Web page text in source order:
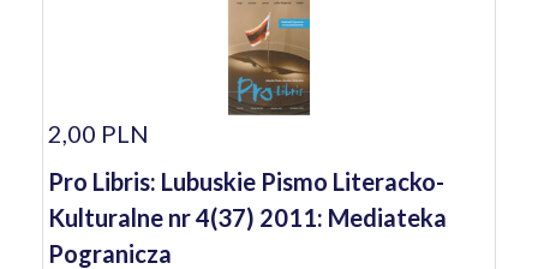
2,00 PLN
Pro Libris: Lubuskie Pismo Literacko-
Kulturalne nr 4(37) 2011: Mediateka
Pogranicza